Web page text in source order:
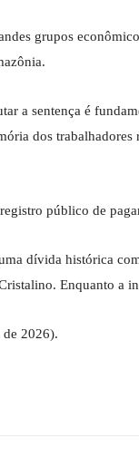
grupos
a sentença é
dos
público de
dívida histórica
Enquanto a
2026).